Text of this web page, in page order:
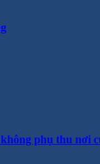
phụ thu nơi